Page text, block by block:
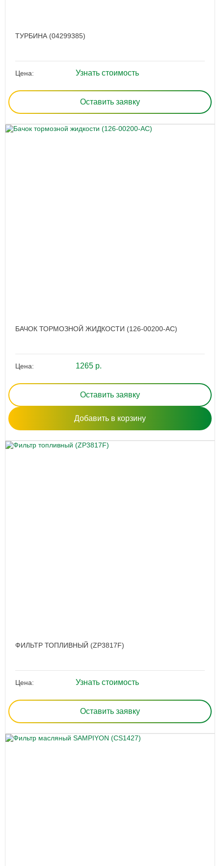
ТУРБИНА (04299385)
Цена: Узнать стоимость
Оставить заявку
БАЧОК ТОРМОЗНОЙ ЖИДКОСТИ (126-00200-AC)
Цена: 1265 р.
Оставить заявку
Добавить в корзину
ФИЛЬТР ТОПЛИВНЫЙ (ZP3817F)
Цена: Узнать стоимость
Оставить заявку